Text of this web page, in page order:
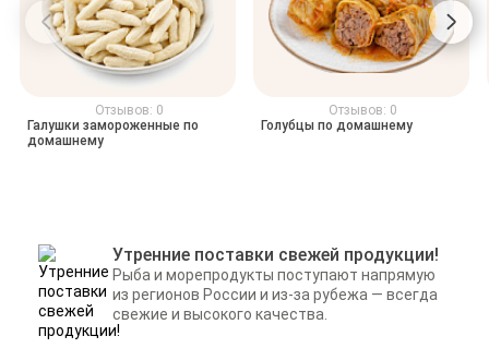
Отзывов: 0
Галушки замороженные по
домашнему
Отзывов: 0
Голубцы по домашнему
Утренние поставки свежей продукции!
Рыба и морепродукты поступают напрямую
из регионов России и из-за рубежа — всегда
свежие и высокого качества.